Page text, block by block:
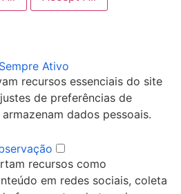
Sempre Ativo
recursos essenciais do site
de preferências de
dados pessoais.
recursos como
em redes sociais, coleta